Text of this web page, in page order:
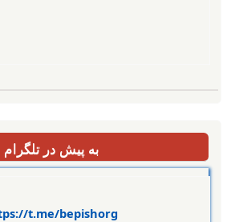
به پیش در تلگرام
https://t.me/bepishorg